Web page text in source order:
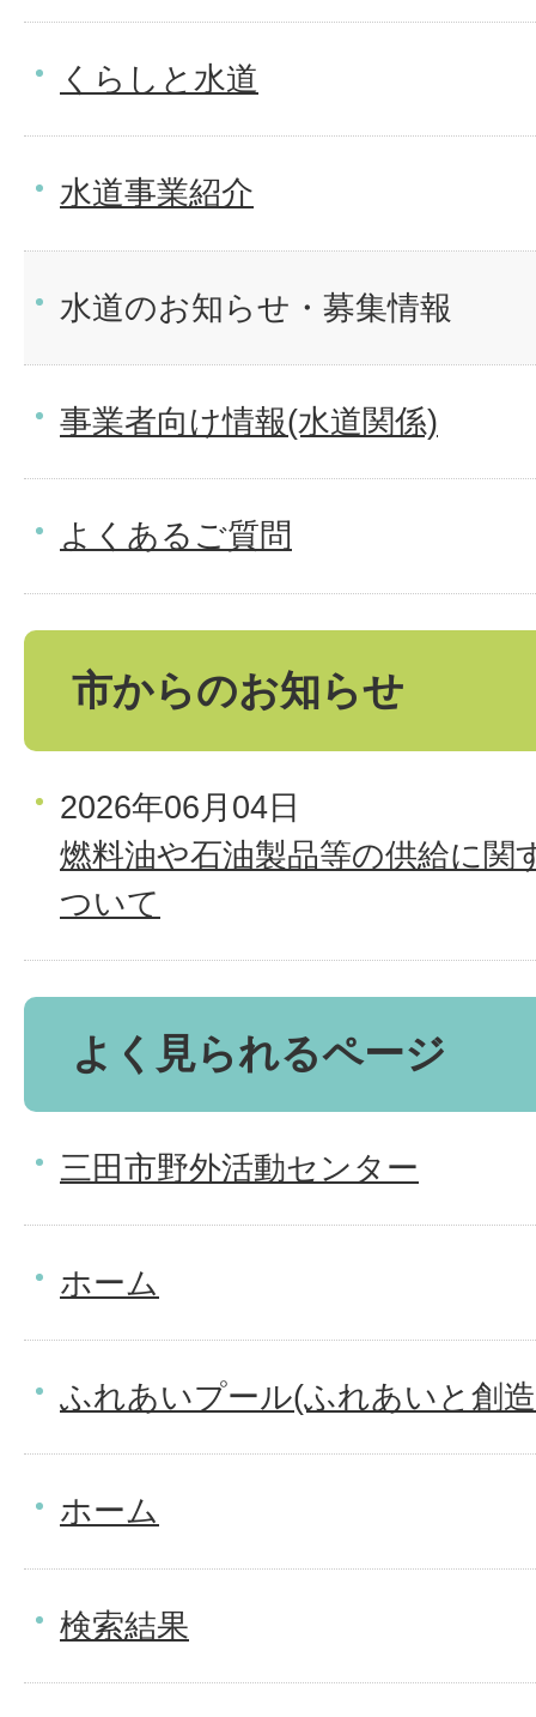
くらしと水道
水道事業紹介
水道のお知らせ・募集情報
事業者向け情報(水道関係)
よくあるご質問
市からのお知らせ
2026年06月04日
燃料油や石油製品等の供給に関
ついて
よく見られるページ
三田市野外活動センター
ホーム
ふれあいプール(ふれあいと創
ホーム
検索結果